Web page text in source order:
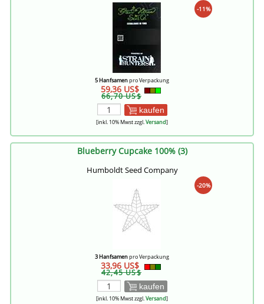
-11%
5 Hanfsamenpro Verpackung
59,36 US$
66,70 US$
kaufen
[inkl. 10% Mwst zzgl.Versand]
Blueberry Cupcake 100% (3)
Humboldt Seed Company
-20%
3 Hanfsamenpro Verpackung
33,96 US$
42,45 US$
kaufen
[inkl. 10% Mwst zzgl.Versand]